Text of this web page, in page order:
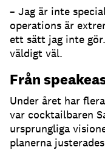
– Jag är inte
operations är
ett sätt jag inte
väldigt väl.
Från
Under året har
var cocktailbaren
ursprungliga
planerna